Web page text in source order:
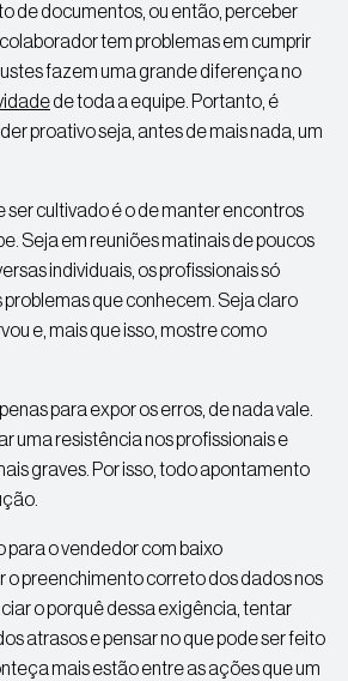
de documentos, ou então, perceber
tem problemas em cumprir
fazem uma grande diferença no
de toda a equipe. Portanto, é
proativo seja, antes de mais nada, um
ser cultivado é o de manter encontros
Seja em reuniões matinais de poucos
individuais, os profissionais só
que conhecem. Seja claro
e, mais que isso, mostre como
para expor os erros, de nada vale.
uma resistência nos profissionais e
graves. Por isso, todo apontamento
o vendedor com baixo
o preenchimento correto dos dados nos
o porquê dessa exigência, tentar
atrasos e pensar no que pode ser feito
mais estão entre as ações que um